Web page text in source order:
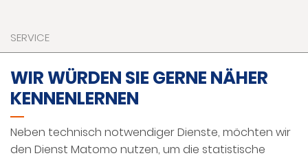
SERVICE
Kontaktaufnahme
Technik Hotline
Förderprogramme
WIR WÜRDEN SIE GERNE NÄHER
KENNENLERNEN
Neben technisch notwendiger Dienste, möchten wir
den Dienst Matomo nutzen, um die statistische